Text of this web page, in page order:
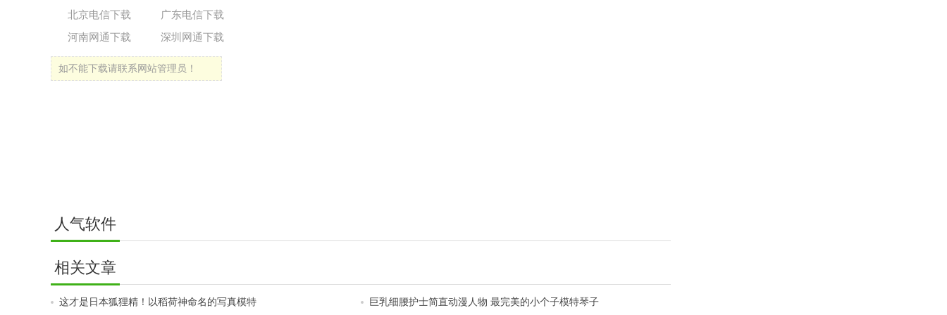
北京电信下载
广东电信下载
河南网通下载
深圳网通下载
如不能下载请联系网站管理员！
人气软件
相关文章
这才是日本狐狸精！以稻荷神命名的写真模特 巨乳细腰护士简直动漫人物 最完美的小个子模特琴子